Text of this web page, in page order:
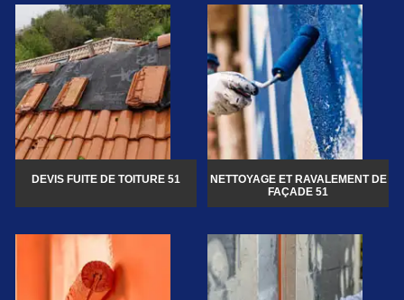
DEVIS FUITE DE TOITURE 51
NETTOYAGE ET RAVALEMENT DE
FAÇADE 51